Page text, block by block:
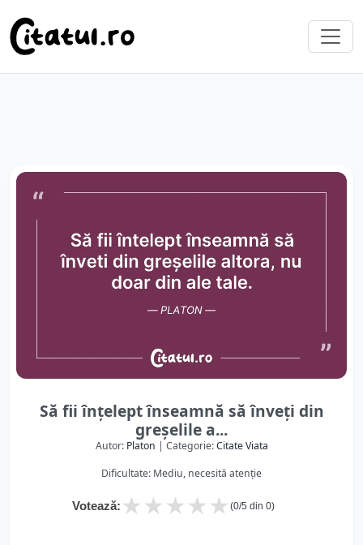
Să fii înțelept înseamnă să înveți din
greșelile a...
Autor: Platon | Categorie:Citate Viata
Dificultate: Mediu, necesită atenție
Votează: ★
★
★
★
★ (0/5 din 0)